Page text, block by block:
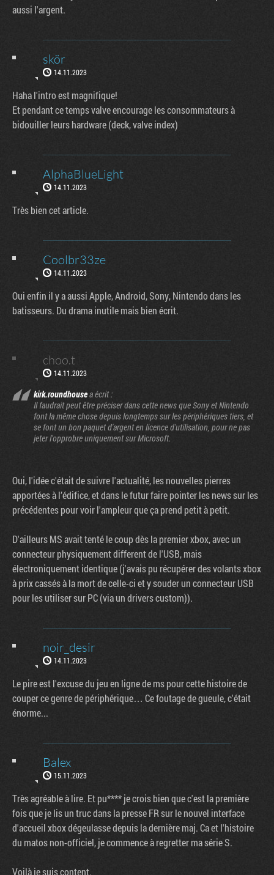
aussi l'argent.
skör
14.11.2023
Haha l'intro est magnifique!
Et pendant ce temps valve encourage les consommateurs à
bidouiller leurs hardware (deck, valve index)
AlphaBlueLight
14.11.2023
Très bien cet article.
Coolbr33ze
14.11.2023
Oui enfin il y a aussi Apple, Android, Sony, Nintendo dans les
batisseurs. Du drama inutile mais bien écrit.
choo.t
14.11.2023
kirk.roundhousea écrit :
Il faudrait peut être préciser dans cette news que Sony et Nintendo
font la même chose depuis longtemps sur les périphériques tiers, et
se font un bon paquet d'argent en licence d'utilisation, pour ne pas
jeter l'opprobre uniquement sur Microsoft.
Oui, l'idée c'était de suivre l'actualité, les nouvelles pierres
apportées à l’édifice, et dans le futur faire pointer les news sur les
précédentes pour voir l'ampleur que ça prend petit à petit.
D'ailleurs MS avait tenté le coup dès la premier xbox, avec un
connecteur physiquement different de l'USB, mais
électroniquement identique (j'avais pu récupérer des volants xbox
à prix cassés à la mort de celle-ci et y souder un connecteur USB
pour les utiliser sur PC (via un drivers custom)).
noir_desir
14.11.2023
Le pire est l'excuse du jeu en ligne de ms pour cette histoire de
couper ce genre de périphérique… Ce foutage de gueule, c'était
énorme...
Balex
15.11.2023
Très agréable à lire. Et pu**** je crois bien que c'est la première
fois que je lis un truc dans la presse FR sur le nouvel interface
d'accueil xbox dégeulasse depuis la dernière maj. Ca et l'histoire
du matos non-officiel, je commence à regretter ma série S.
Voilà je suis content.